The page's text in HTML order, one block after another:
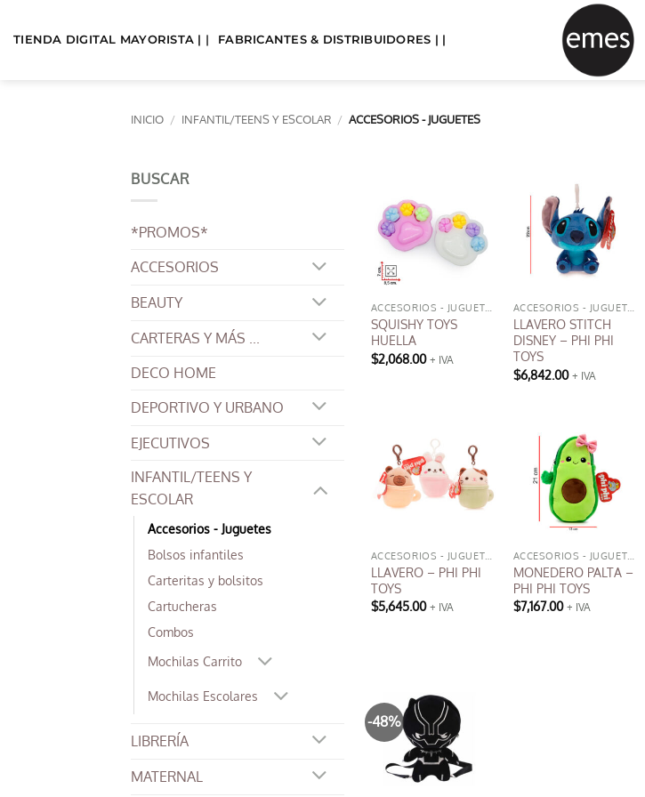
TIENDA DIGITAL MAYORISTA | | FABRICANTES & DISTRIBUIDORES | |
INICIO / INFANTIL/TEENS Y ESCOLAR / ACCESORIOS - JUGUETES
BUSCAR
*PROMOS*
ACCESORIOS
BEAUTY
CARTERAS Y MÁS ...
DECO HOME
DEPORTIVO Y URBANO
EJECUTIVOS
INFANTIL/TEENS Y
ESCOLAR
Accesorios - Juguetes
Bolsos infantiles
Carteritas y bolsitos
Cartucheras
Combos
Mochilas Carrito
Mochilas Escolares
LIBRERÍA
MATERNAL
ACCESORIOS - JUGUETES
SQUISHY TOYS
HUELLA
$2,068.00 + IVA
ACCESORIOS - JUGUETES
LLAVERO STITCH
DISNEY – PHI PHI
TOYS
$6,842.00 + IVA
ACCESORIOS - JUGUETES
LLAVERO – PHI PHI
TOYS
$5,645.00 + IVA
variantes.
Las
opciones
ACCESORIOS - JUGUETES
MONEDERO PALTA –
PHI PHI TOYS
$7,167.00 + IVA
-48%